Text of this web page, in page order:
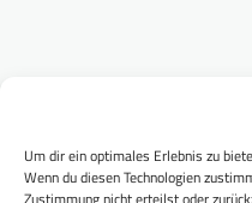
Um dir ein optimales Erlebnis zu
Wenn du diesen Technologien